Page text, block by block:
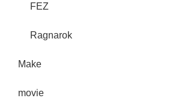
FEZ
Ragnarok
Make
movie